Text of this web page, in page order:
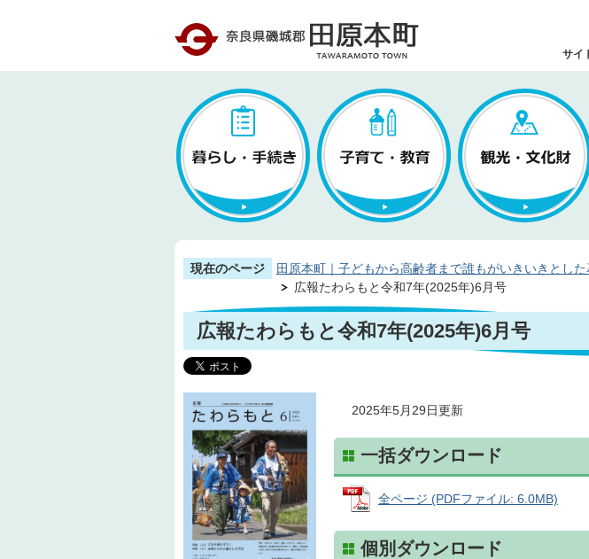
サイ
現在のページ 田原本町｜子どもから高齢者まで誰もがいきいきとし
広報たわらもと令和7年(2025年)6月号
広報たわらもと令和7年(2025年)6月号
2025年5月29日更新
一括ダウンロード
全ページ (PDFファイル: 6.0MB)
個別ダウンロード